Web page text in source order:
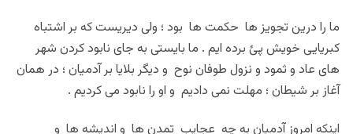
ما را درین تجویز ها حکمت ها بود ؛ ولی دیریست که بر اشتباه
کبریایی خویش پئ برده ایم . ما بایستی به جای نابود کردن شهر
های عاد و ثمود و نزول طوفان نوح و دیگر بلایا بر آدمیان ؛ در همان
آغاز بر شیطان ؛ مهلت نمی دادیم و او را نابود می کردیم .
اینکه امروز آدمیان به چه عجایب تمدن ها و اندیشه ها و